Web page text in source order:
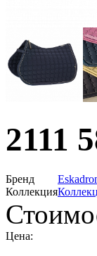
2111
Бренд
Коллекция
Цена: